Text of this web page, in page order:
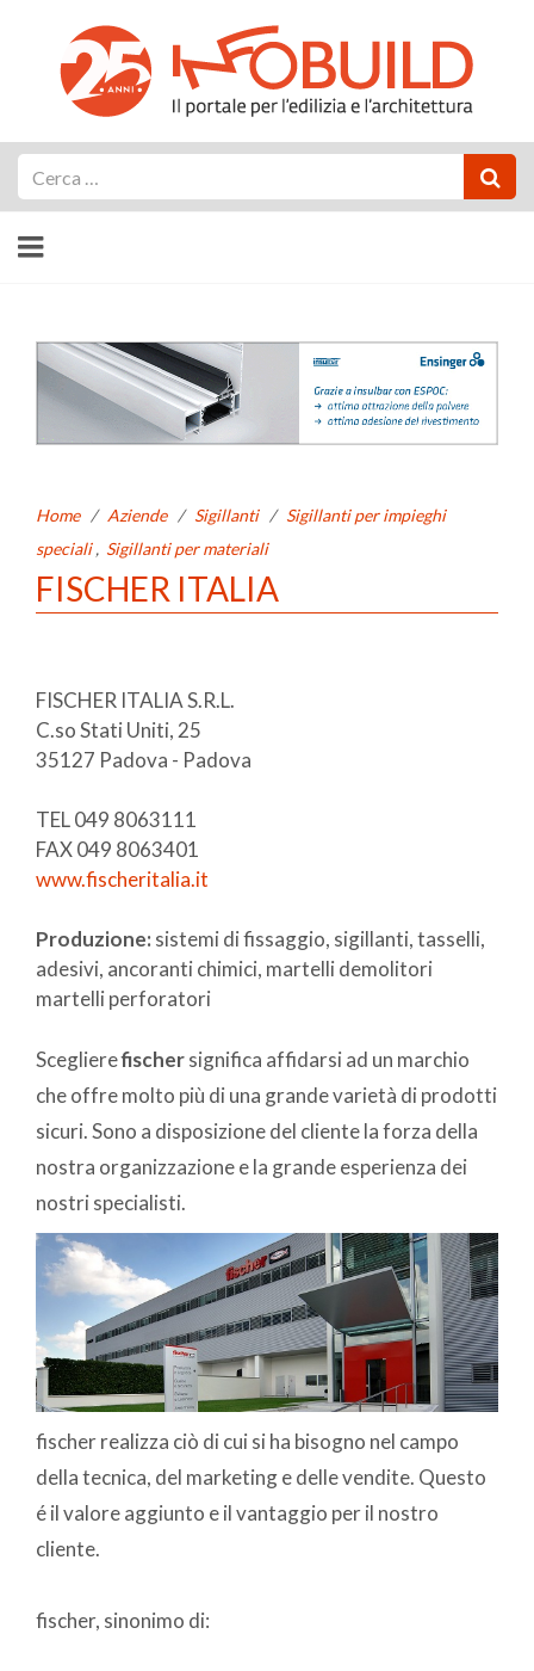
Home / Aziende / Sigillanti / Sigillanti per impieghi
speciali, Sigillanti per materiali
FISCHER ITALIA
FISCHER ITALIA S.R.L.
C.so Stati Uniti, 25
35127 Padova - Padova
TEL 049 8063111
FAX 049 8063401
www.fischeritalia.it
Produzione: sistemi di fissaggio, sigillanti, tasselli,
adesivi, ancoranti chimici, martelli demolitori
martelli perforatori
Sceglierefischersignifica affidarsi ad un marchio
che offre molto più di una grande varietà di prodotti
sicuri. Sono a disposizione del cliente la forza della
nostra organizzazione e la grande esperienza dei
nostri specialisti.
fischer realizza ciò di cui si ha bisogno nel campo
della tecnica, del marketing e delle vendite. Questo
é il valore aggiunto e il vantaggio per il nostro
cliente.
fischer, sinonimo di: